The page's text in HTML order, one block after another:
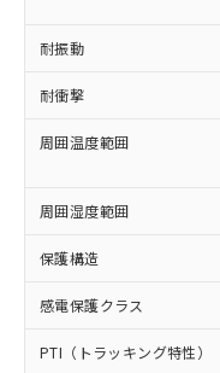
耐振動
耐衝撃
周囲温度範囲
周囲湿度範囲
保護構造
感電保護クラス
PTI（トラッキング特性）
正式な
様のお
オムロ
在庫状
事前の
示しな
マイパ
ビス）を
メンバ
あります。
(PBDE) 1000ppm
ル) (DEHP)(別名
ルベンジル（BBP
（DBP）
但し、RoHS指令
フタル酸エステル
図的な使用がない
※2 対応予定月
部品在庫の切
月が前後する
ニル類) : 1000ppm
DBP(フタル酸ジ
DEHP(フタル酸ビ
「ｅ」：有害
準値以下であ
「10」：通常
質が外部に漏
及ぼさない年
「－」：未確
当社は
全に破
いよう
当社は
ル、化
武器並
当社は
場合は
該第三
販売先
法に輸出
り引き
一
一
い
た
機
白
受
情